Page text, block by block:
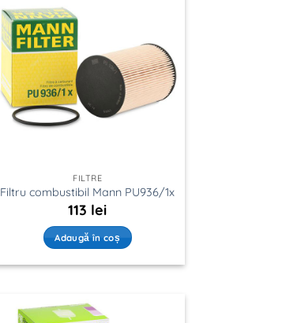
FILTRE
Filtru combustibil Mann PU936/1x
113 lei
Adaugă în coș